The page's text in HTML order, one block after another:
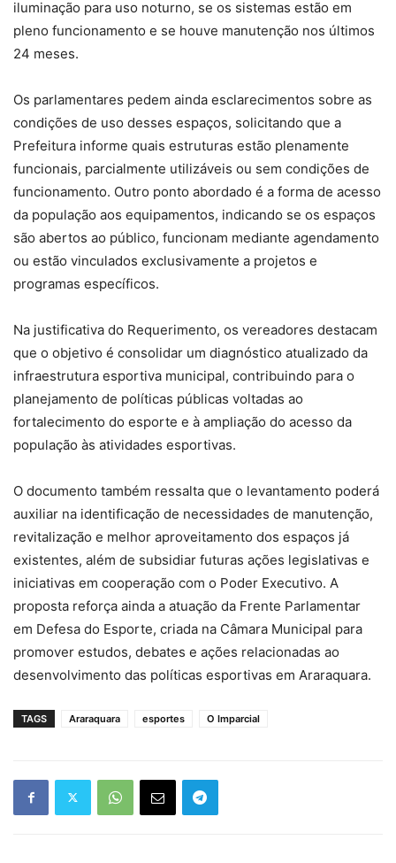
iluminação para uso noturno, se os sistemas estão em
pleno funcionamento e se houve manutenção nos últimos
24 meses.
Os parlamentares pedem ainda esclarecimentos sobre as
condições de uso desses espaços, solicitando que a
Prefeitura informe quais estruturas estão plenamente
funcionais, parcialmente utilizáveis ou sem condições de
funcionamento. Outro ponto abordado é a forma de acesso
da população aos equipamentos, indicando se os espaços
são abertos ao público, funcionam mediante agendamento
ou estão vinculados exclusivamente a projetos e
programas específicos.
Na justificativa do Requerimento, os vereadores destacam
que o objetivo é consolidar um diagnóstico atualizado da
infraestrutura esportiva municipal, contribuindo para o
planejamento de políticas públicas voltadas ao
fortalecimento do esporte e à ampliação do acesso da
população às atividades esportivas.
O documento também ressalta que o levantamento poderá
auxiliar na identificação de necessidades de manutenção,
revitalização e melhor aproveitamento dos espaços já
existentes, além de subsidiar futuras ações legislativas e
iniciativas em cooperação com o Poder Executivo. A
proposta reforça ainda a atuação da Frente Parlamentar
em Defesa do Esporte, criada na Câmara Municipal para
promover estudos, debates e ações relacionadas ao
desenvolvimento das políticas esportivas em Araraquara.
TAGS Araraquara esportes O Imparcial